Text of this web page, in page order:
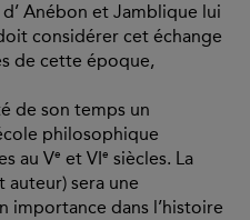
Anébon et Jamblique lui
considérer cet échange
de cette époque,
de son temps un
philosophique
au Ve et VI e siècles. La
auteur) sera une
importance dans l’histoire